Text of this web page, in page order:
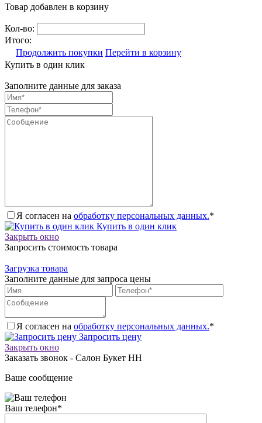
Товар добавлен в корзину
Кол-во:
Итого:
Продолжить покупки Перейти в корзину
Купить в один клик
Заполните данные для заказа
Я согласен на обработку персональных данных.*
Купить в один клик
Закрыть окно
Запросить стоимость товара
Загрузка товара
Заполните данные для запроса цены
Я согласен на обработку персональных данных.*
Запросить цену
Закрыть окно
Заказать звонок - Салон Букет НН
Ваше сообщение
Ваш телефон*